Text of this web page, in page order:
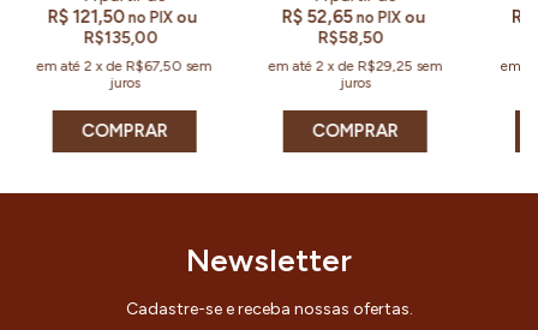
R$ 121,50no PIX ou
R$135,00
em até 2 xde R$67,50 sem
juros
R$ 52,65no PIX ou
R$58,50
em até 2 xde R$29,25 sem
juros
COMPRAR
em
Newsletter
Cadastre-se e receba nossas ofertas.